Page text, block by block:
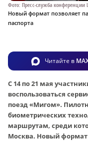
Фото: Пресс-служба конференции
Новый формат позволяет
паспорта
Читайте в
С 14 по 21 мая
воспользоваться
поезд «Мигом».
биометрических
маршрутам, среди
Москва. Новый формат